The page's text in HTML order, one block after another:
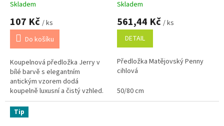
Skladem
107 Kč / ks
Do košíku
Koupelnová předložka Jerry v
bílé barvě s elegantním
antickým vzorem dodá
koupelně luxusní a čistý vzhled.
Je vyrobena ze 100% bavlny s
vysokou gramáží 750 g/m², díky
čemuž je...
Skladem
561,44 Kč / ks
DETAIL
Předložka Matějovský Penny
cihlová
50/80 cm
Tip